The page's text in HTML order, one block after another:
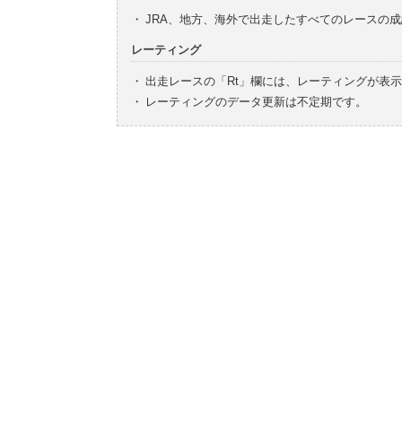
・ JRA、地方、海外で出走したすべてのレースの
レーティング
・ 出走レースの「Rt」欄には、レーティングが表
・
レーティングのデータ更新は不定期です。